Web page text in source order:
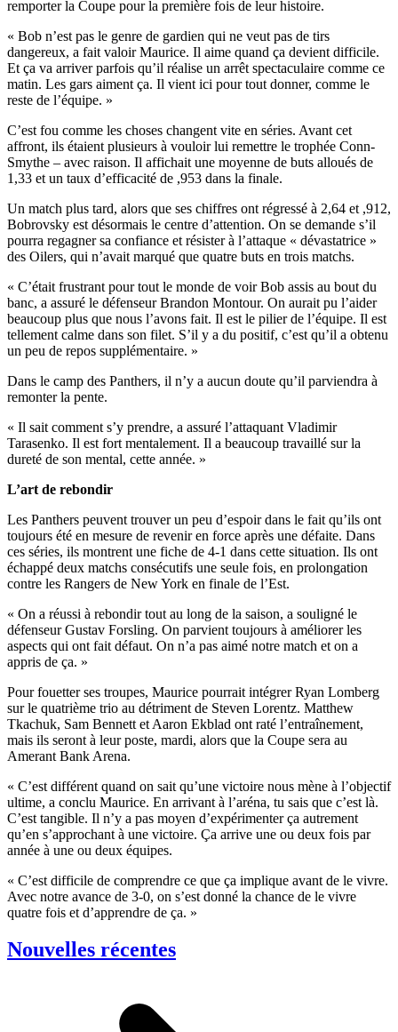
remporter la Coupe pour la première fois de leur histoire.
« Bob n’est pas le genre de gardien qui ne veut pas de tirs
dangereux, a fait valoir Maurice. Il aime quand ça devient difficile.
Et ça va arriver parfois qu’il réalise un arrêt spectaculaire comme ce
matin. Les gars aiment ça. Il vient ici pour tout donner, comme le
reste de l’équipe. »
C’est fou comme les choses changent vite en séries. Avant cet
affront, ils étaient plusieurs à vouloir lui remettre le trophée Conn-
Smythe – avec raison. Il affichait une moyenne de buts alloués de
1,33 et un taux d’efficacité de ,953 dans la finale.
Un match plus tard, alors que ses chiffres ont régressé à 2,64 et ,912,
Bobrovsky est désormais le centre d’attention. On se demande s’il
pourra regagner sa confiance et résister à l’attaque « dévastatrice »
des Oilers, qui n’avait marqué que quatre buts en trois matchs.
« C’était frustrant pour tout le monde de voir Bob assis au bout du
banc, a assuré le défenseur Brandon Montour. On aurait pu l’aider
beaucoup plus que nous l’avons fait. Il est le pilier de l’équipe. Il est
tellement calme dans son filet. S’il y a du positif, c’est qu’il a obtenu
un peu de repos supplémentaire. »
Dans le camp des Panthers, il n’y a aucun doute qu’il parviendra à
remonter la pente.
« Il sait comment s’y prendre, a assuré l’attaquant Vladimir
Tarasenko. Il est fort mentalement. Il a beaucoup travaillé sur la
dureté de son mental, cette année. »
L’art de rebondir
Les Panthers peuvent trouver un peu d’espoir dans le fait qu’ils ont
toujours été en mesure de revenir en force après une défaite. Dans
ces séries, ils montrent une fiche de 4-1 dans cette situation. Ils ont
échappé deux matchs consécutifs une seule fois, en prolongation
contre les Rangers de New York en finale de l’Est.
« On a réussi à rebondir tout au long de la saison, a souligné le
défenseur Gustav Forsling. On parvient toujours à améliorer les
aspects qui ont fait défaut. On n’a pas aimé notre match et on a
appris de ça. »
Pour fouetter ses troupes, Maurice pourrait intégrer Ryan Lomberg
sur le quatrième trio au détriment de Steven Lorentz. Matthew
Tkachuk, Sam Bennett et Aaron Ekblad ont raté l’entraînement,
mais ils seront à leur poste, mardi, alors que la Coupe sera au
Amerant Bank Arena.
« C’est différent quand on sait qu’une victoire nous mène à l’objectif
ultime, a conclu Maurice. En arrivant à l’aréna, tu sais que c’est là.
C’est tangible. Il n’y a pas moyen d’expérimenter ça autrement
qu’en s’approchant à une victoire. Ça arrive une ou deux fois par
année à une ou deux équipes.
« C’est difficile de comprendre ce que ça implique avant de le vivre.
Avec notre avance de 3-0, on s’est donné la chance de le vivre
quatre fois et d’apprendre de ça. »
Nouvelles récentes